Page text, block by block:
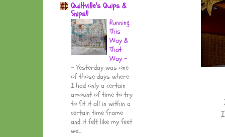
Quiltville's Quips &
Snips!!
Running
This
Way &
That
Way -
-Yesterday was one
of those days where
I had only a certain
amount of time to try
to fit it all in within a
certain time frame
and it felt like my feet
we...